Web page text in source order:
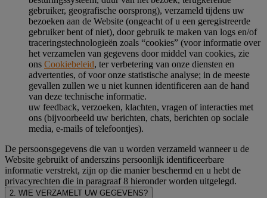
gebruiker, geografische oorsprong), verzameld tijdens uw
bezoeken aan de Website (ongeacht of u een geregistreerde
gebruiker bent of niet), door gebruik te maken van logs en/of
traceringstechnologieën zoals “cookies” (voor informatie over
het verzamelen van gegevens door middel van cookies, zie
ons Cookiebeleid, ter verbetering van onze diensten en
advertenties, of voor onze statistische analyse; in de meeste
gevallen zullen we u niet kunnen identificeren aan de hand
van deze technische informatie.
uw feedback, verzoeken, klachten, vragen of interacties met
ons (bijvoorbeeld uw berichten, chats, berichten op sociale
media, e-mails of telefoontjes).
De persoonsgegevens die van u worden verzameld wanneer u de
Website gebruikt of anderszins persoonlijk identificeerbare
informatie verstrekt, zijn op die manier beschermd en u hebt de
privacyrechten die in paragraaf 8 hieronder worden uitgelegd.
2. WIE VERZAMELT UW GEGEVENS?